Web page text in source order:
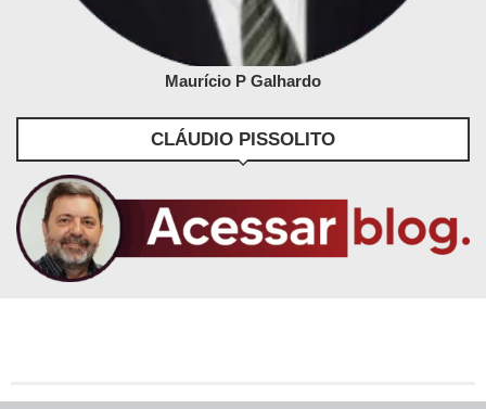
Maurício P Galhardo
CLÁUDIO PISSOLITO